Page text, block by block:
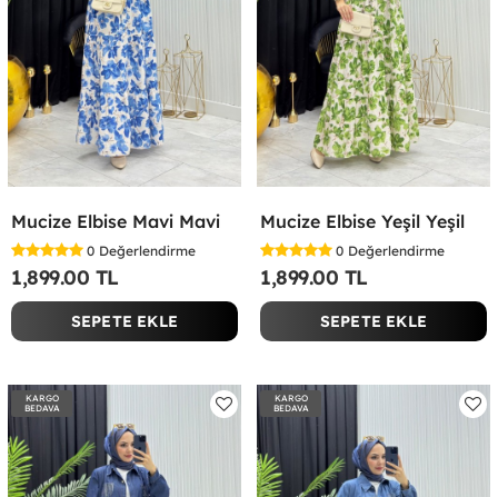
Mucize Elbise Mavi Mavi
0 Değerlendirme
1,899.00 TL
SEPETE EKLE
Mucize Elbise Yeşil Yeşil
0 Değerlendirme
1,899.00 TL
SEPETE EKLE
KARGO
BEDAVA
KARGO
BEDAVA